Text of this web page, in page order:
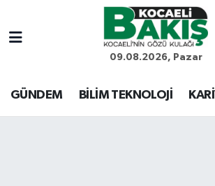
09.08.2026, Pazar
GÜNDEM BİLİM TEKNOLOJİ
Kocaeli Nöbetçi Eczaneler
Kocaeli Hava Durumu